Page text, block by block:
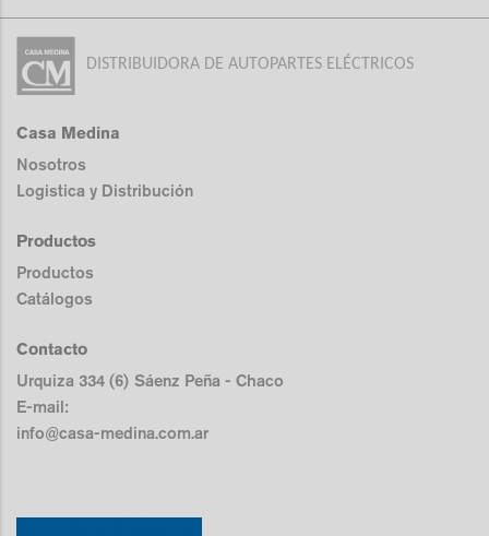
DISTRIBUIDORA DE AUTOPARTES ELÉCTRICOS
Casa Medina
Nosotros
Logistica y Distribución
Productos
Productos
Catálogos
Contacto
Urquiza 334 (6) Sáenz Peña - Chaco
E-mail:
info@casa-medina.com.ar